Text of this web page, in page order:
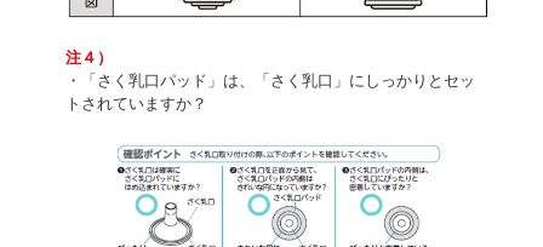
注４）
・「さく乳口パッド」は、「さく乳口」にしっかりとセッ
トされていますか？